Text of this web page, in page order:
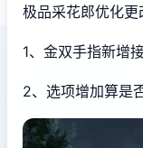
极品采花郎优化更
1、金双手指新增
2、选项增加算是